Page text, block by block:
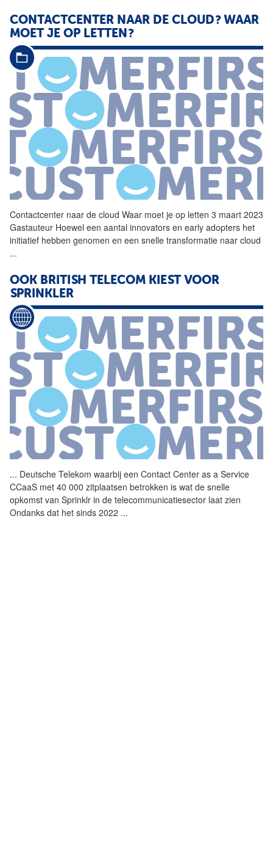
CONTACTCENTER NAAR DE CLOUD? WAAR
MOET JE OP LETTEN?
Contactcenter naar de cloud Waar moet je op letten 3 maart 2023
Gastauteur Hoewel een aantal innovators en early adopters het
initiatief hebben genomen en een snelle transformatie naar cloud
...
OOK BRITISH TELECOM KIEST VOOR
SPRINKLER
... Deutsche Telekom waarbij een Contact Center as a Service
CCaaS met 40 000 zitplaatsen betrokken is wat de snelle
opkomst van Sprinklr in de telecommunicatiesector laat zien
Ondanks dat het sinds 2022 ...